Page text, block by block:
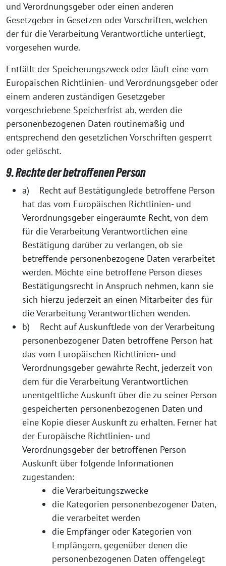
und Verordnungsgeber oder einen anderen
Gesetzgeber in Gesetzen oder Vorschriften, welchen
der für die Verarbeitung Verantwortliche unterliegt,
vorgesehen wurde.
Entfällt der Speicherungszweck oder läuft eine vom
Europäischen Richtlinien- und Verordnungsgeber oder
einem anderen zuständigen Gesetzgeber
vorgeschriebene Speicherfrist ab, werden die
personenbezogenen Daten routinemäßig und
entsprechend den gesetzlichen Vorschriften gesperrt
oder gelöscht.
9. Rechte der betroffenen Person
a) Recht auf BestätigungJede betroffene Person
hat das vom Europäischen Richtlinien- und
Verordnungsgeber eingeräumte Recht, von dem
für die Verarbeitung Verantwortlichen eine
Bestätigung darüber zu verlangen, ob sie
betreffende personenbezogene Daten verarbeitet
werden. Möchte eine betroffene Person dieses
Bestätigungsrecht in Anspruch nehmen, kann sie
sich hierzu jederzeit an einen Mitarbeiter des für
die Verarbeitung Verantwortlichen wenden.
b) Recht auf AuskunftJede von der Verarbeitung
personenbezogener Daten betroffene Person hat
das vom Europäischen Richtlinien- und
Verordnungsgeber gewährte Recht, jederzeit von
dem für die Verarbeitung Verantwortlichen
unentgeltliche Auskunft über die zu seiner Person
gespeicherten personenbezogenen Daten und
eine Kopie dieser Auskunft zu erhalten. Ferner hat
der Europäische Richtlinien- und
Verordnungsgeber der betroffenen Person
Auskunft über folgende Informationen
zugestanden:
die Verarbeitungszwecke
die Kategorien personenbezogener Daten,
die verarbeitet werden
die Empfänger oder Kategorien von
Empfängern, gegenüber denen die
personenbezogenen Daten offengelegt